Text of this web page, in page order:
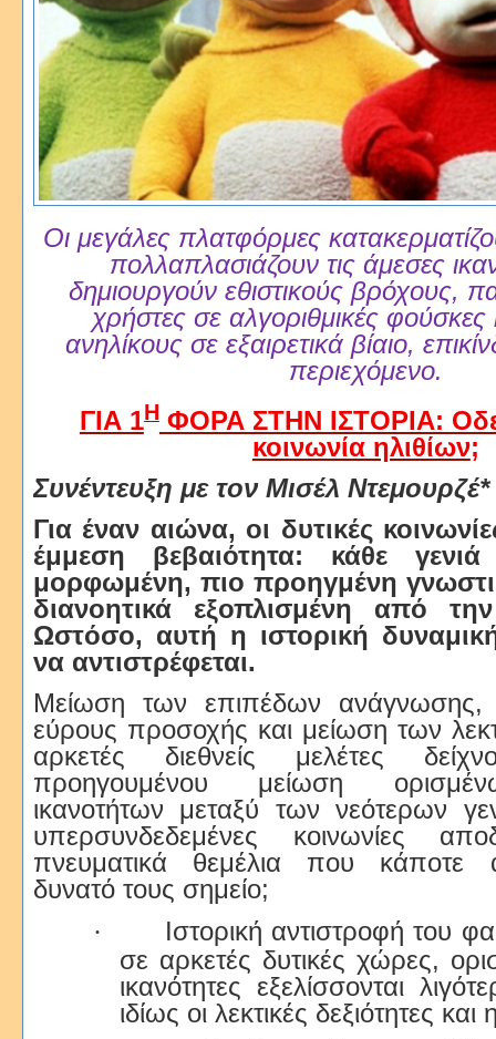
Οι μεγάλες πλατφόρμες
πολλαπλασιάζουν τις άμεσες
δημιουργούν εθιστικούς βρόχους,
χρήστες σε αλγοριθμικές φούσκες
ανηλίκους σε εξαιρετικά βίαιο,
περιεχόμενο.
ΓΙΑ 1ΗΦΟΡΑ ΣΤΗΝ ΙΣΤΟΡΙΑ:
κοινωνία ηλιθίων;
Συνέντευξη με τον Μισέλ Ντεμουρζέ*
Για έναν αιώνα, οι δυτικές
έμμεση βεβαιότητα: κάθε
μορφωμένη, πιο προηγμένη
διανοητικά εξοπλισμένη από
Ωστόσο, αυτή η ιστορική
να αντιστρέφεται.
Μείωση των επιπέδων ανάγνωσης,
εύρους προσοχής και μείωση των
αρκετές διεθνείς μελέτες
προηγουμένου μείωση
ικανοτήτων μεταξύ των νεότερων
υπερσυνδεδεμένες κοινωνίες
πνευματικά θεμέλια που κάποτε
δυνατό τους σημείο;
·
Ιστορική αντιστροφή του
σε αρκετές δυτικές χώρες,
ικανότητες εξελίσσονται
ιδίως οι λεκτικές δεξιότητες